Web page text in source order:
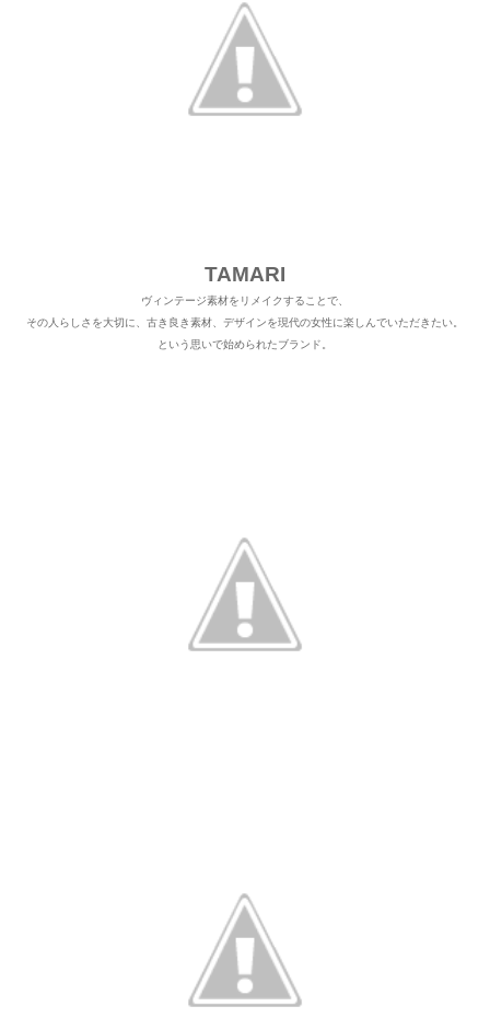
TAMARI
ヴィンテージ素材をリメイクすることで、
その人らしさを大切に、古き良き素材、デザインを現代の女性に楽しんでいただきたい。
という思いで始められたブランド。